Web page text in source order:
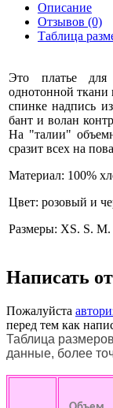
Описание
Отзывов (0)
Таблица
Это платье для
однотонной
спинке надпись
бант и волан
На "талии"
сразит всех на
Материал: 100%
Цвет: розовый и
Размеры: XS. S.
Написать
Пожалуйста
перед тем как
Таблица
данные, более